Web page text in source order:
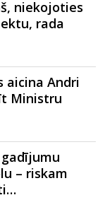
niekojoties
rada
aicina Andri
Ministru
– riskam